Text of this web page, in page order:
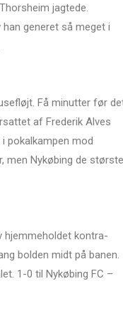
jagtede.
generet så meget i
Få minutter før
af Frederik Alves
pokalkampen mod
men Nykøbing de
hjemmeholdet kontra-
bolden midt på banen.
1-0 til Nykøbing FC –